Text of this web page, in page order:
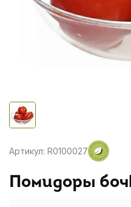
Артикул: R0100027
Помидоры